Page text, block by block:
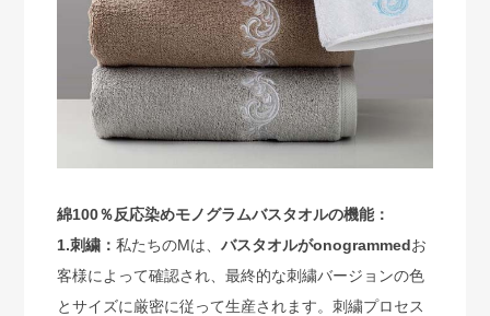
綿100％反応染めモノグラムバスタオルの機能：
1.刺繍：私たちのMは、バスタオルがonogrammedお
客様によって確認され、最終的な刺繍バージョンの色
とサイズに厳密に従って生産されます。刺繍プロセス